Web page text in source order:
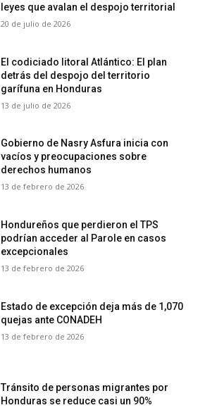
leyes que avalan el despojo territorial
20 de julio de 2026
El codiciado litoral Atlántico: El plan
detrás del despojo del territorio
garífuna en Honduras
13 de julio de 2026
Gobierno de Nasry Asfura inicia con
vacíos y preocupaciones sobre
derechos humanos
13 de febrero de 2026
Hondureños que perdieron el TPS
podrían acceder al Parole en casos
excepcionales
13 de febrero de 2026
Estado de excepción deja más de 1,070
quejas ante CONADEH
13 de febrero de 2026
Tránsito de personas migrantes por
Honduras se reduce casi un 90%